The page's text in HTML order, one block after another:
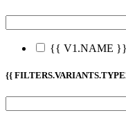
{{ V1.NAME }}
{{